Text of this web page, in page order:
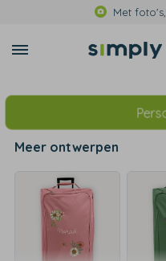
Met
Meer ontwerpen